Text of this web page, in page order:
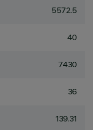
5572.5
40
7430
36
139.31